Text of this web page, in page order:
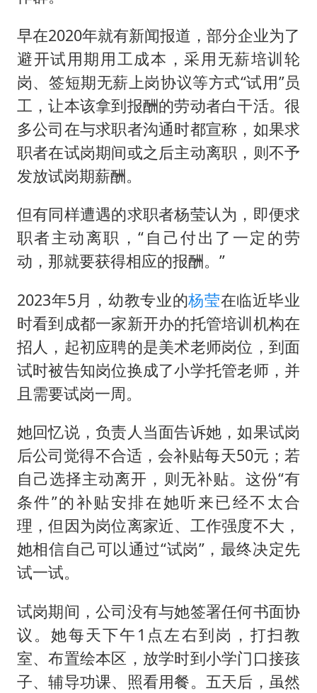
早在2020年就有新闻报道，部分企业为了
避开试用期用工成本，采用无薪培训轮
岗、签短期无薪上岗协议等方式“试用”员
工，让本该拿到报酬的劳动者白干活。很
多公司在与求职者沟通时都宣称，如果求
职者在试岗期间或之后主动离职，则不予
发放试岗期薪酬。
但有同样遭遇的求职者杨莹认为，即便求
职者主动离职，“自己付出了一定的劳
动，那就要获得相应的报酬。”
2023年5月，幼教专业的杨莹在临近毕业
时看到成都一家新开办的托管培训机构在
招人，起初应聘的是美术老师岗位，到面
试时被告知岗位换成了小学托管老师，并
且需要试岗一周。
她回忆说，负责人当面告诉她，如果试岗
后公司觉得不合适，会补贴每天50元；若
自己选择主动离开，则无补贴。这份“有
条件”的补贴安排在她听来已经不太合
理，但因为岗位离家近、工作强度不大，
她相信自己可以通过“试岗”，最终决定先
试一试。
试岗期间，公司没有与她签署任何书面协
议。她每天下午1点左右到岗，打扫教
室、布置绘本区，放学时到小学门口接孩
子、辅导功课、照看用餐。五天后，虽然